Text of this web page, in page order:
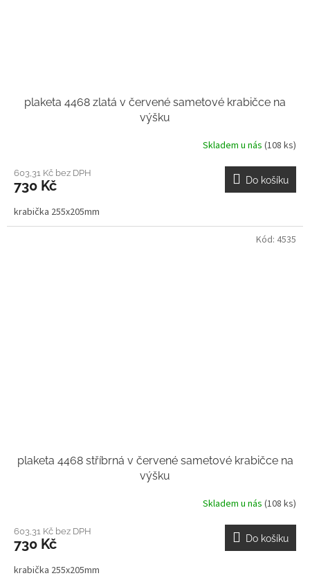
plaketa 4468 zlatá v červené sametové krabičce na
výšku
Skladem u nás (108 ks)
603,31 Kč bez DPH
730 Kč Do košíku
krabička 255x205mm
plaketa 4468 stříbrná v červené sametové krabičce na
výšku
Skladem u nás (108 ks)
603,31 Kč bez DPH
730 Kč Do košíku
krabička 255x205mm
Kód: 4535